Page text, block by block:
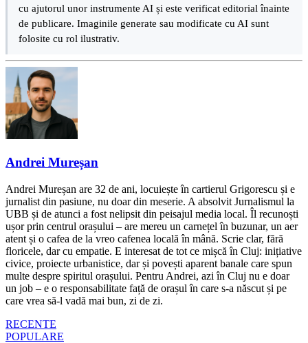
cu ajutorul unor instrumente AI și este verificat editorial înainte
de publicare. Imaginile generate sau modificate cu AI sunt
folosite cu rol ilustrativ.
Andrei Mureșan
Andrei Mureșan are 32 de ani, locuiește în cartierul Grigorescu și e
jurnalist din pasiune, nu doar din meserie. A absolvit Jurnalismul la
UBB și de atunci a fost nelipsit din peisajul media local. Îl recunoști
ușor prin centrul orașului – are mereu un carnețel în buzunar, un aer
atent și o cafea de la vreo cafenea locală în mână. Scrie clar, fără
floricele, dar cu empatie. E interesat de tot ce mișcă în Cluj: inițiative
civice, proiecte urbanistice, dar și povești aparent banale care spun
multe despre spiritul orașului. Pentru Andrei, azi în Cluj nu e doar
un job – e o responsabilitate față de orașul în care s-a născut și pe
care vrea să-l vadă mai bun, zi de zi.
RECENTE
POPULARE